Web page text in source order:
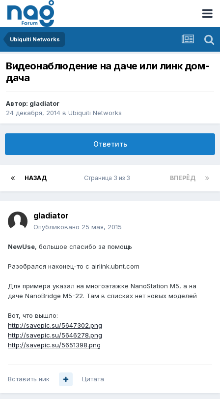
Ubiquiti Networks
Видеонаблюдение на даче или линк дом-
дача
Автор: gladiator
24 декабря, 2014 в Ubiquiti Networks
Ответить
НАЗАД ВПЕРЁД
Страница 3 из 3
gladiator
Опубликовано 25 мая, 2015
NewUse, большое спасибо за помощь
Разобрался наконец-то с airlink.ubnt.com
Для примера указал на многоэтажке NanoStation M5, а на
даче NanoBridge M5-22. Там в списках нет новых моделей
Вот, что вышло:
http://savepic.su/5647302.png
http://savepic.su/5646278.png
http://savepic.su/5651398.png
Вставить ник Цитата